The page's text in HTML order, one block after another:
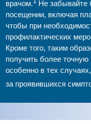
врачом.
Не забывайте
посещении, включая
чтобы при
профилактических
Кроме того, таким
получить более
особенно в тех
за проявившихся